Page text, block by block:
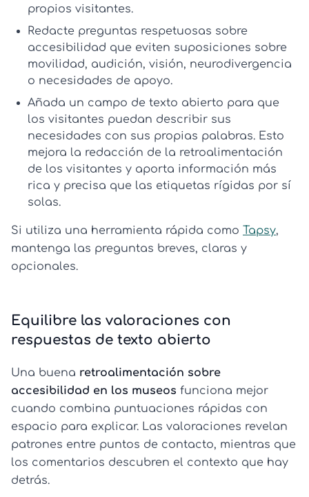
propios visitantes.
Redacte preguntas respetuosas sobre
accesibilidad que eviten suposiciones sobre
movilidad, audición, visión, neurodivergencia
o necesidades de apoyo.
Añada un campo de texto abierto para que
los visitantes puedan describir sus
necesidades con sus propias palabras. Esto
mejora la redacción de la retroalimentación
de los visitantes y aporta información más
rica y precisa que las etiquetas rígidas por sí
solas.
Si utiliza una herramienta rápida como Tapsy,
mantenga las preguntas breves, claras y
opcionales.
Equilibre las valoraciones con
respuestas de texto abierto
Una buena retroalimentación sobre
accesibilidad en los museos funciona mejor
cuando combina puntuaciones rápidas con
espacio para explicar. Las valoraciones revelan
patrones entre puntos de contacto, mientras que
los comentarios descubren el contexto que hay
detrás.